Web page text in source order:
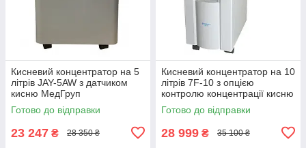
Кисневий концентратор на 5
літрів JAY-5AW з датчиком
кисню МедГруп
Готово до відправки
23 247 ₴ 28 350 ₴
Кисневий концентратор на 10
літрів 7F-10 з опцією
контролю концентрації кисню
МедГруп
Готово до відправки
28 999 ₴ 35 100 ₴